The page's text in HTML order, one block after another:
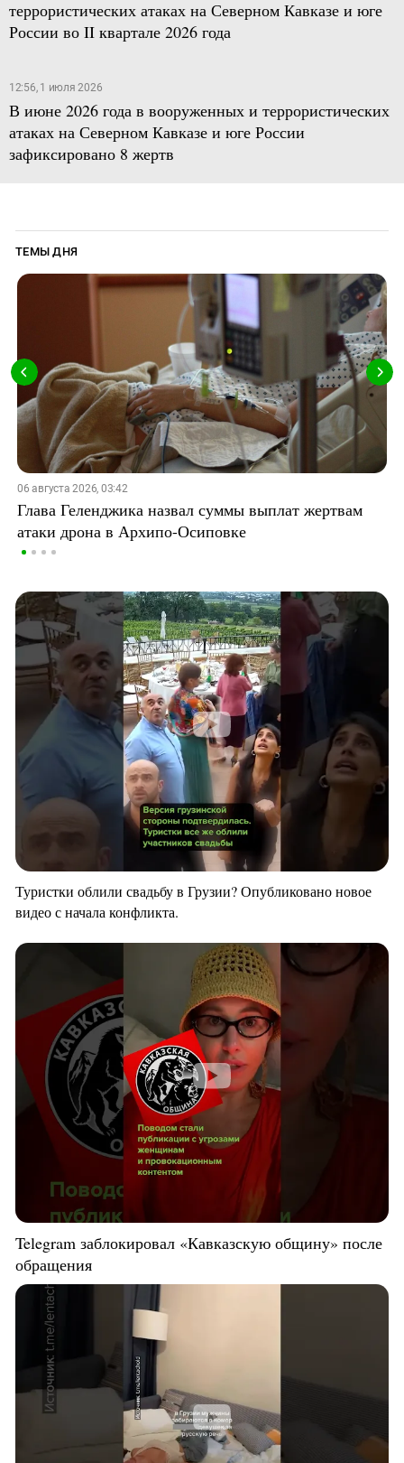
террористических атаках на Северном Кавказе и юге
России во II квартале 2026 года
12:56, 1 июля 2026
В июне 2026 года в вооруженных и террористических
атаках на Северном Кавказе и юге России
зафиксировано 8 жертв
ТЕМЫ ДНЯ
06 августа 2026, 03:42
Глава Геленджика назвал суммы выплат жертвам
атаки дрона в Архипо-Осиповке
Туристки облили свадьбу в Грузии? Опубликовано новое
видео с начала конфликта.
Telegram заблокировал «Кавказскую общину» после
обращения